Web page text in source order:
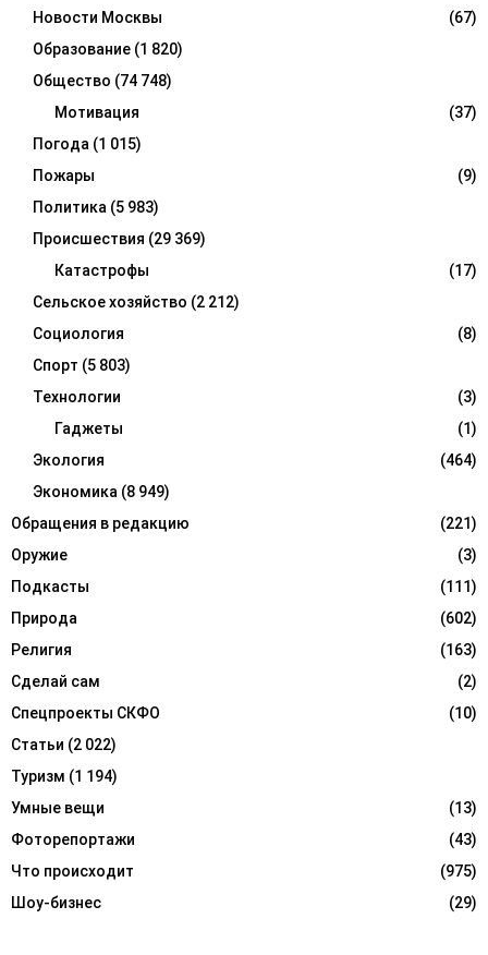
Новости Москвы
(67)
Образование (1 820)
Общество (74 748)
Мотивация
(37)
Погода (1 015)
Пожары
(9)
Политика (5 983)
Происшествия (29 369)
Катастрофы
(17)
Сельское хозяйство (2 212)
Социология
(8)
Спорт (5 803)
Технологии
(3)
Гаджеты
(1)
Экология
(464)
Экономика (8 949)
Обращения в редакцию
(221)
Оружие
(3)
Подкасты
(111)
Природа
(602)
Религия
(163)
Сделай сам
(2)
Спецпроекты СКФО
(10)
Статьи (2 022)
Туризм (1 194)
Умные вещи
(13)
Фоторепортажи
(43)
Что происходит
(975)
Шоу-бизнес
(29)